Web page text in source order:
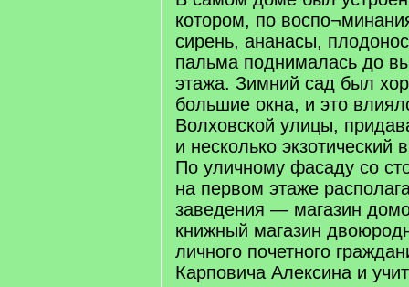
котором, по
сирень, ананасы,
пальма поднималась до
этажа. Зимний сад был
большие окна, и это
Волховской улицы,
и несколько экзотический
По уличному фасаду со
на первом этаже
заведения — магазин
книжный магазин
личного почетного
Карповича Алексина и